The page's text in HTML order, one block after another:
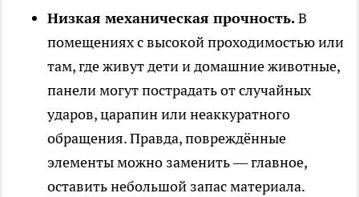
Низкая механическая прочность.В
помещениях с высокой проходимостью или
там, где живут дети и домашние животные,
панели могут пострадать от случайных
ударов, царапин или неаккуратного
обращения. Правда, повреждённые
элементы можно заменить — главное,
оставить небольшой запас материала.